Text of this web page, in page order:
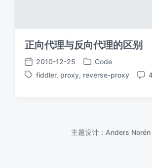
正向代理与反向代理的区别
发
布
2010-12-25
发
布
Code
标
fiddler, proxy, reverse-proxy
评
主题设计： Anders Norén